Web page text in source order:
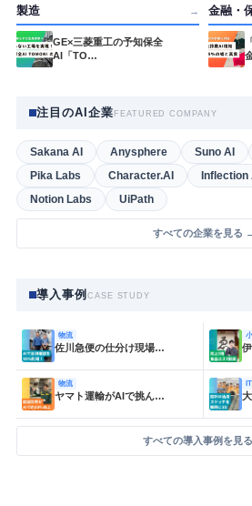
製造 →
GE×三菱重工の予知保全
AI「TO…
金融・
注目のAI企業 FEATURED COMPANY
Sakana AI Anysphere Suno AI
Pika Labs
Character.AI Inflection
Notion Labs
UiPath
すべての企業を見る
導入事例CASE STUDY
物流
佐川急便の仕分け現場…
物流
ヤマト運輸がAIで挑ん…
すべての導入事例を見